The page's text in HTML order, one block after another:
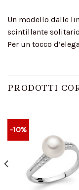
Un modello dalle
scintillante
Per un tocco
PRODOTTI
-10%